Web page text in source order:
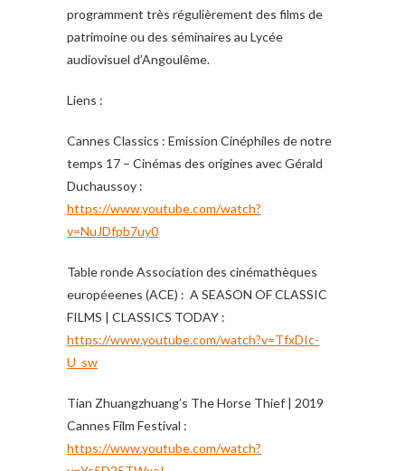
programment très régulièrement des films de
patrimoine ou des séminaires au Lycée
audiovisuel d’Angoulême.
Liens :
Cannes Classics : Emission Cinéphiles de notre
temps 17 – Cinémas des origines avec Gérald
Duchaussoy :
https://www.youtube.com/watch?
v=NuJDfpb7uy0
Table ronde Association des cinémathèques
européeenes (ACE) : A SEASON OF CLASSIC
FILMS | CLASSICS TODAY :
https://www.youtube.com/watch?v=TfxDIc-
U_sw
Tian Zhuangzhuang’s The Horse Thief | 2019
Cannes Film Festival :
https://www.youtube.com/watch?